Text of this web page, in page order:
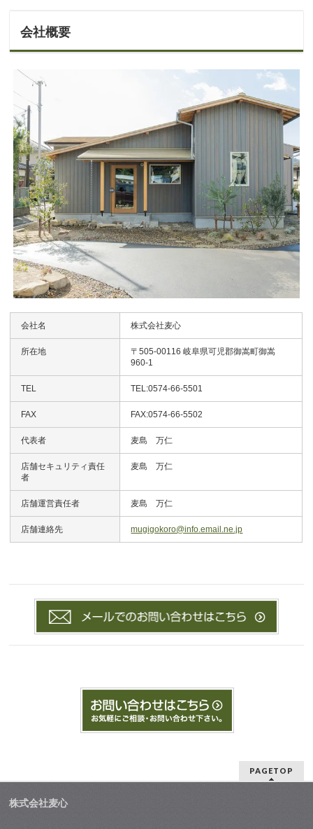
会社概要
会社名 株式会社麦心
所在地
〒505-00116 岐阜県可児郡御嵩町御嵩
960-1
TEL TEL:0574-66-5501
FAX FAX:0574-66-5502
代表者 麦島 万仁
店舗セキュリティ責任
者
麦島 万仁
店舗運営責任者 麦島 万仁
店舗連絡先 mugigokoro@info.email.ne.jp
PAGETOP
株式会社麦心